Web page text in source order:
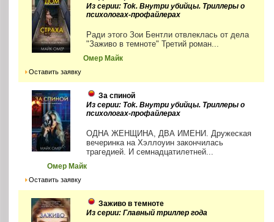
Из серии: Tok. Внутри убийцы. Триллеры о
психологах-профайлерах
Ради этого Зои Бентли отвлеклась от дела
"Заживо в темноте" Третий роман...
Омер Майк
Оставить заявку
За спиной
Из серии: Tok. Внутри убийцы. Триллеры о
психологах-профайлерах
ОДНА ЖЕНЩИНА, ДВА ИМЕНИ. Дружеская
вечеринка на Хэллоуин закончилась
трагедией. И семнадцатилетней...
Омер Майк
Оставить заявку
Заживо в темноте
Из серии: Главный триллер года